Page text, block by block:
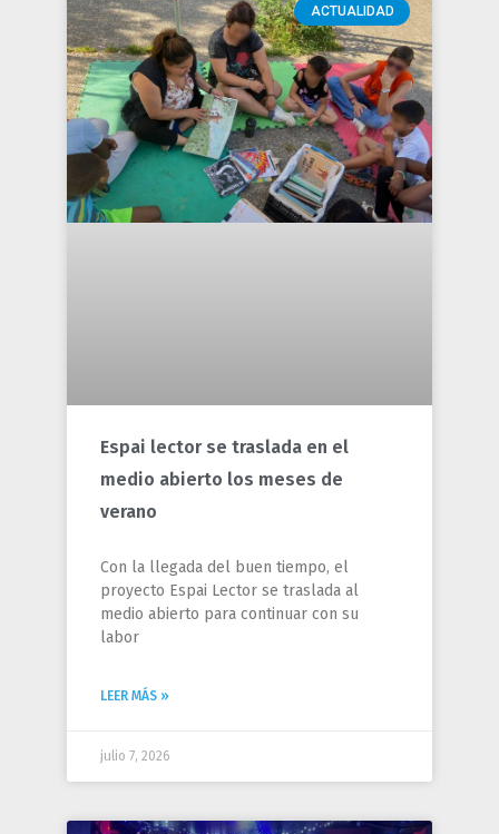
ACTUALIDAD
Espai lector se traslada en el
medio abierto los meses de
verano
Con la llegada del buen tiempo, el
proyecto Espai Lector se traslada al
medio abierto para continuar con su
labor
LEER MÁS »
julio 7, 2026